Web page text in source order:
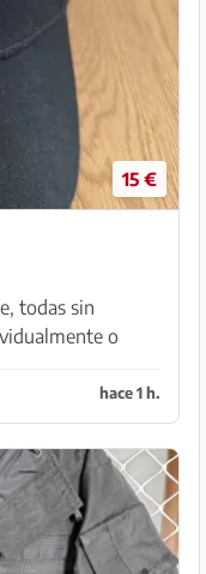
15 €
todas sin
o
hace 1 h.